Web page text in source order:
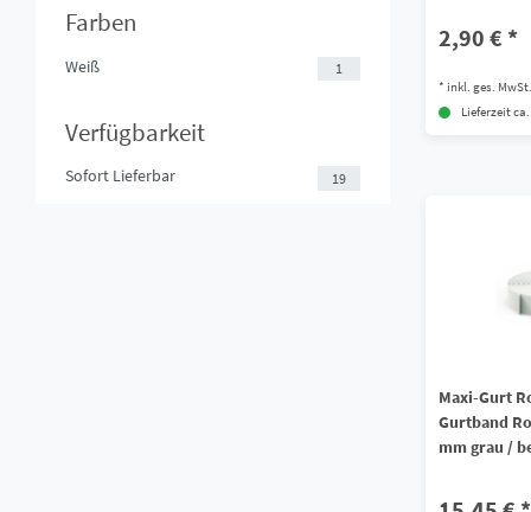
Farben
Weiß 1
Verfügbarkeit
Sofort Lieferbar 19
2,90 € *
* inkl. ges. MwSt.
Lieferzeit
Maxi-Gurt
Gurtband
mm grau /